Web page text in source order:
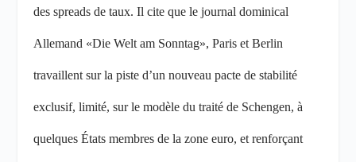
des spreads de taux. Il cite que le journal dominical
Allemand «Die Welt am Sonntag», Paris et Berlin
travaillent sur la piste d’un nouveau pacte de stabilité
exclusif, limité, sur le modèle du traité de Schengen, à
quelques États membres de la zone euro, et renforçant